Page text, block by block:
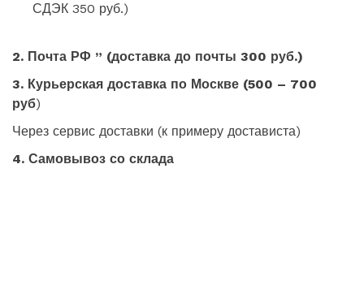
СДЭК 350 руб.)
2. Почта РФ ” (доставка до почты 300 руб.)
3. Курьерская доставка по Москве (500 – 700
руб)
Через сервис доставки (к примеру достависта)
4. Самовывоз со склада